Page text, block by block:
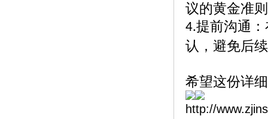
议的黄金准
4.提前沟通
认，避免后
希望这份详
http://